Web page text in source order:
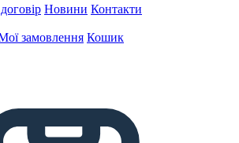
Новини Контакти
замовлення Кошик